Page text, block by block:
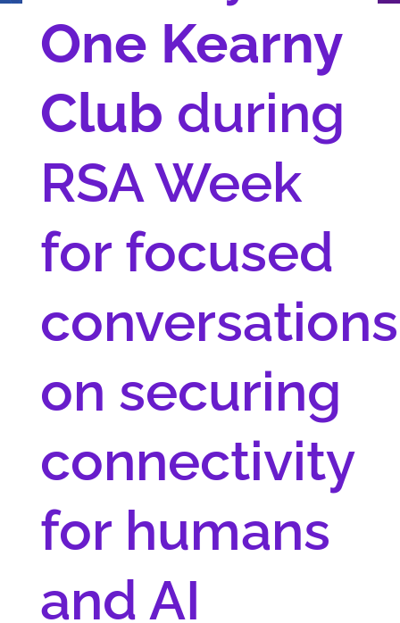
One Kearny
Club during
RSA Week
for focused
conversations
on securing
connectivity
for humans
and AI